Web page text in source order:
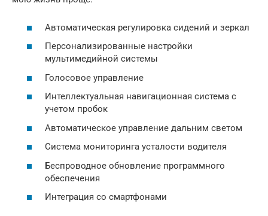
Автоматическая регулировка сидений и зеркал
Персонализированные настройки
мультимедийной системы
Голосовое управление
Интеллектуальная навигационная система с
учетом пробок
Автоматическое управление дальним светом
Система мониторинга усталости водителя
Беспроводное обновление программного
обеспечения
Интеграция со смартфонами